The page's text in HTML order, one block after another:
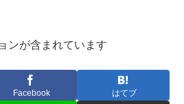
ンが含まれています
Facebook はてブ